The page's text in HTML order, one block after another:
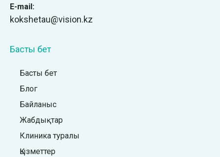
E-mail:
kokshetau@vision.kz
Басты бет
Басты бет
Блог
Байланыс
Жабдықтар
Клиника туралы
Қызметтер